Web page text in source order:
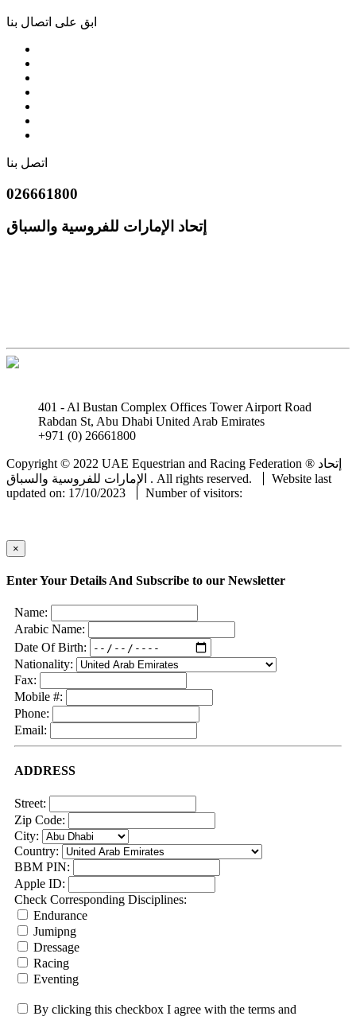
ابق على اتصال بنا
اتصل بنا
026661800
إتحاد الإمارات للفروسية والسباق
401 - Al Bustan Complex Offices Tower Airport Road
Rabdan St, Abu Dhabi United Arab Emirates
+971 (0) 26661800
Copyright © 2022 UAE Equestrian and Racing Federation ® إتحاد
الإمارات للفروسية والسباق . All rights reserved.
Website last
updated on: 17/10/2023
Number of visitors:
×
Enter Your Details And Subscribe to our Newsletter
Name:
Arabic Name:
Date Of Birth:
Nationality:
Fax:
Mobile #:
Phone:
Email:
ADDRESS
Street:
Zip Code:
City:
Country:
BBM PIN:
Apple ID:
Check Corresponding Disciplines:
Endurance
Jumipng
Dressage
Racing
Eventing
By clicking this checkbox I agree with the terms and